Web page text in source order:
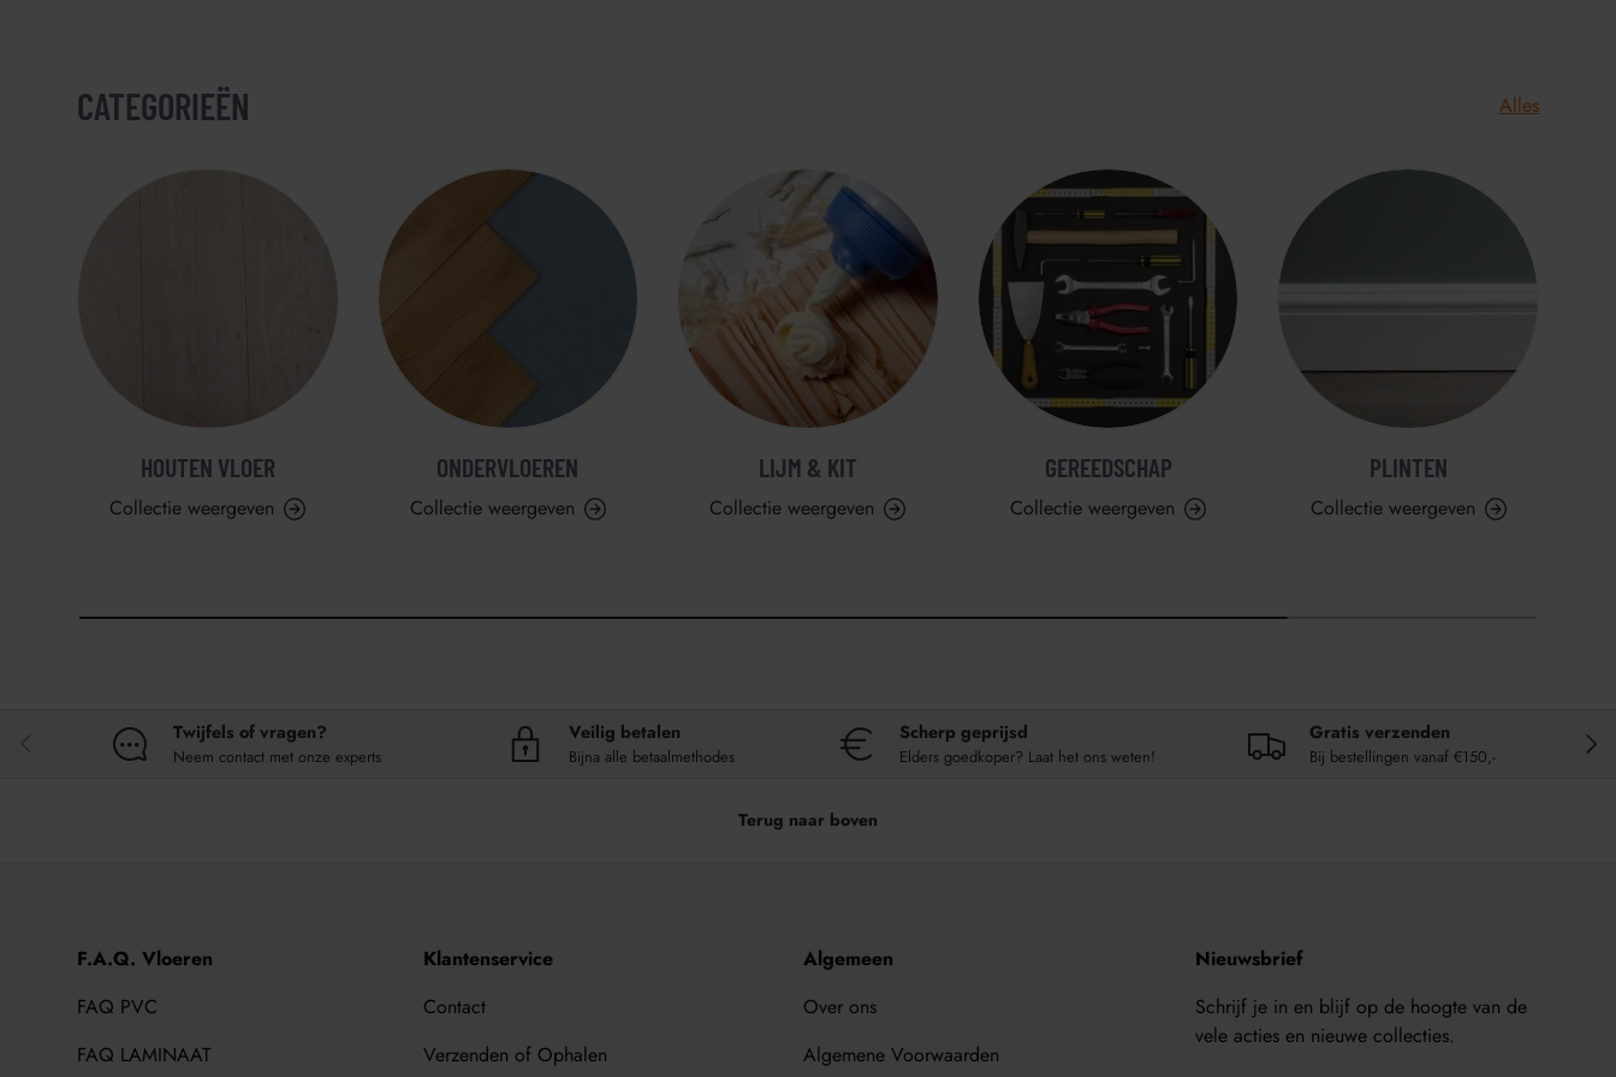
CATEGORIEËN Alles
HOUTEN VLOER
Collectie weergeven
ONDERVLOEREN
Collectie weergeven
LIJM & KIT
Collectie weergeven
GEREEDSCHAP
Collectie weergeven
PLINTEN
Collectie weergeven
Twijfels of vragen?
Neem contact met onze experts
Veilig betalen
Bijna alle betaalmethodes
Scherp geprijsd
Elders goedkoper? Laat het ons weten!
Gratis verzenden
Bij bestellingen vanaf €150,-
Terug naar boven
F.A.Q. Vloeren
FAQ PVC
FAQ LAMINAAT
Klantenservice
Contact
Verzenden of Ophalen
Algemeen
Over ons
Algemene Voorwaarden
Nieuwsbrief
Schrijf je in en blijf op de hoogte van de
vele acties en nieuwe collecties.